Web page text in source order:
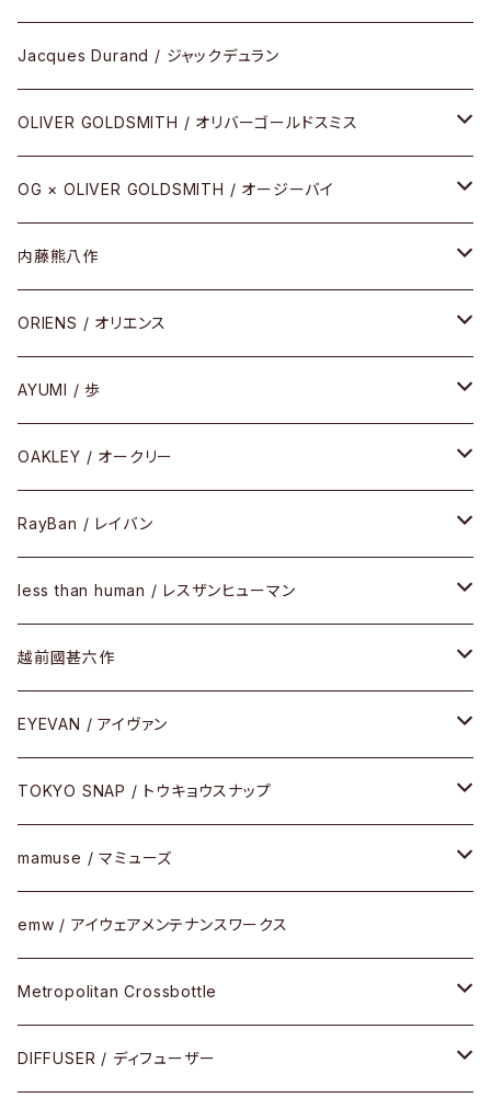
アパレル
その他
SHINBARI（CRAFTSMAN EDITION）
URUSHI（CRAFTSMAN EDITION）
REVIVAL EDITION
HEAVY EDITION
COMBI （コンビシリーズ）
PREMIUM（プレミアムシリーズ）
PLASTIC（プラスティックシリーズ）
SIRMONT（サーモントシリーズ）
SUNSHIFT
ケア用品
リサーチシリーズ
サブリメイションシリーズ
Jacques Durand / ジャックデュラン
OLIVER GOLDSMITH / オリバーゴールドスミス
メタル
セル
コンビ
OG × OLIVER GOLDSMITH / オージーバイ
メタル
セル
コンビ
内藤熊八作
セル
メタル
コンビ
ORIENS / オリエンス
セルフレーム
メタルフレーム
その他
AYUMI / 歩
セルフレーム
OAKLEY / オークリー
メガネフレーム
サングラス
Frogskins(フロッグスキン )
Latch(ラッチ)
その他
修理
小物
RayBan / レイバン
メガネフレーム
サングラス
その他
less than human / レスザンヒューマン
メガネフレーム
サングラス
その他
越前國甚六作
セルフレーム
メタルフレーム
コンビフレーム
EYEVAN / アイヴァン
メガネ
サングラス
その他
TOKYO SNAP / トウキョウスナップ
セルフレーム
メタルフレーム
コンビネーション
mamuse / マミューズ
セル
メタル
コンビ
emw / アイウェアメンテナンスワークス
Metropolitan Crossbottle
30cm×30cm
DIFFUSER / ディフューザー